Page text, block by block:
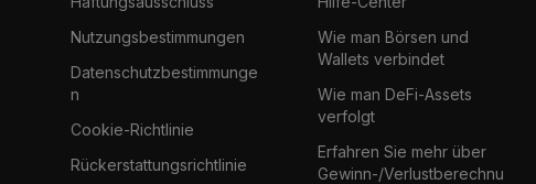
Nutzungsbestimmungen
Datenschutzbestimmunge
n
Cookie-Richtlinie
Rückerstattungsrichtlinie
Wie man Börsen und
Wallets verbindet
Wie man DeFi-Assets
verfolgt
Erfahren Sie mehr über
Gewinn-/Verlustberechnu